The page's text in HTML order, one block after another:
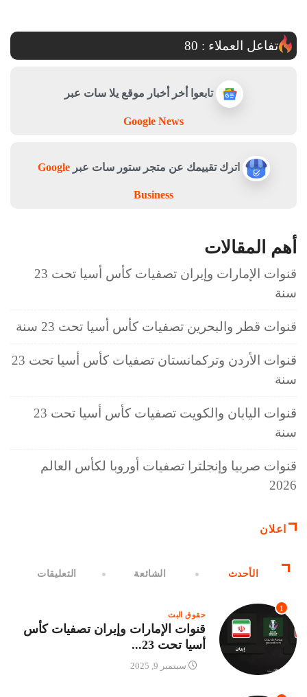
تفاعل العملاء : 80
تابعوا أخر أخبار موقع يلا سات عبر
Google News
اترك تقييمك عن متجر ستور سات عبرGoogle
Business
أهم المقالات
قنوات الإمارات وإيران تصفيات كأس أسيا تحت 23
سنة
قنوات قطر والبحرين تصفيات كأس أسيا تحت 23 سنة
قنوات الأردن وتركمانستان تصفيات كأس أسيا تحت 23
سنة
قنوات اليابان والكويت تصفيات كأس أسيا تحت 23
سنة
قنوات صربيا وإنجلترا تصفيات أوروبا لكأس العالم
2026
اعلان
الأحدث الشائعة التعليقات
1
حقوق البث
قنوات الإمارات وإيران تصفيات كأس
أسيا تحت 23...
سبتمبر 9, 2025